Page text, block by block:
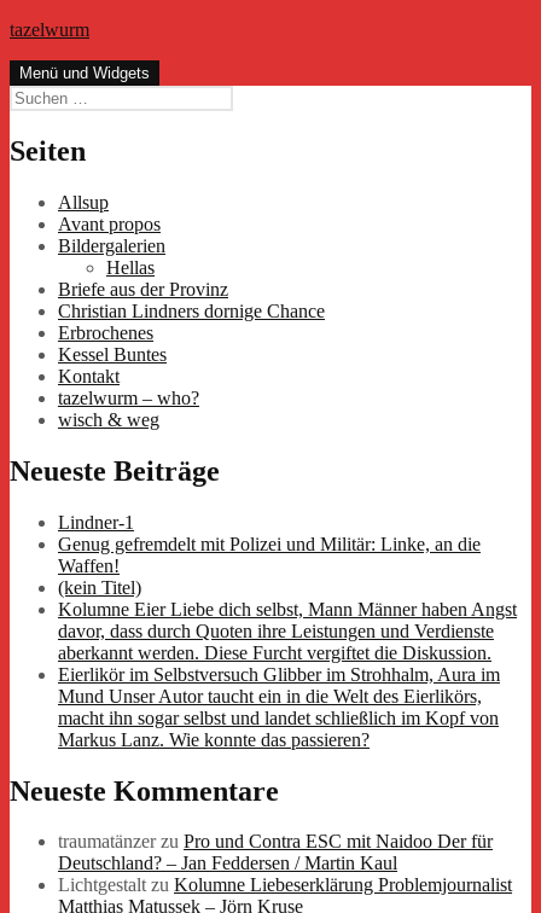
Zum
springen
tazelwurm
Menü und Widgets
Suchen
nach:
Seiten
Allsup
Avant propos
Bildergalerien
Hellas
Briefe aus der Provinz
Christian Lindners dornige Chance
Erbrochenes
Kessel Buntes
Kontakt
tazelwurm – who?
wisch & weg
Neueste Beiträge
Lindner-1
Genug gefremdelt mit Polizei und Militär: Linke, an die
Waffen!
(kein Titel)
Kolumne Eier Liebe dich selbst, Mann Männer haben Angst
davor, dass durch Quoten ihre Leistungen und Verdienste
aberkannt werden. Diese Furcht vergiftet die Diskussion.
Eierlikör im Selbstversuch Glibber im Strohhalm, Aura im
Mund Unser Autor taucht ein in die Welt des Eierlikörs,
macht ihn sogar selbst und landet schließlich im Kopf von
Markus Lanz. Wie konnte das passieren?
Neueste Kommentare
traumatänzerzu Pro und Contra ESC mit Naidoo Der für
Deutschland? – Jan Feddersen / Martin Kaul
Lichtgestaltzu Kolumne Liebeserklärung Problemjournalist
Matthias Matussek – Jörn Kruse